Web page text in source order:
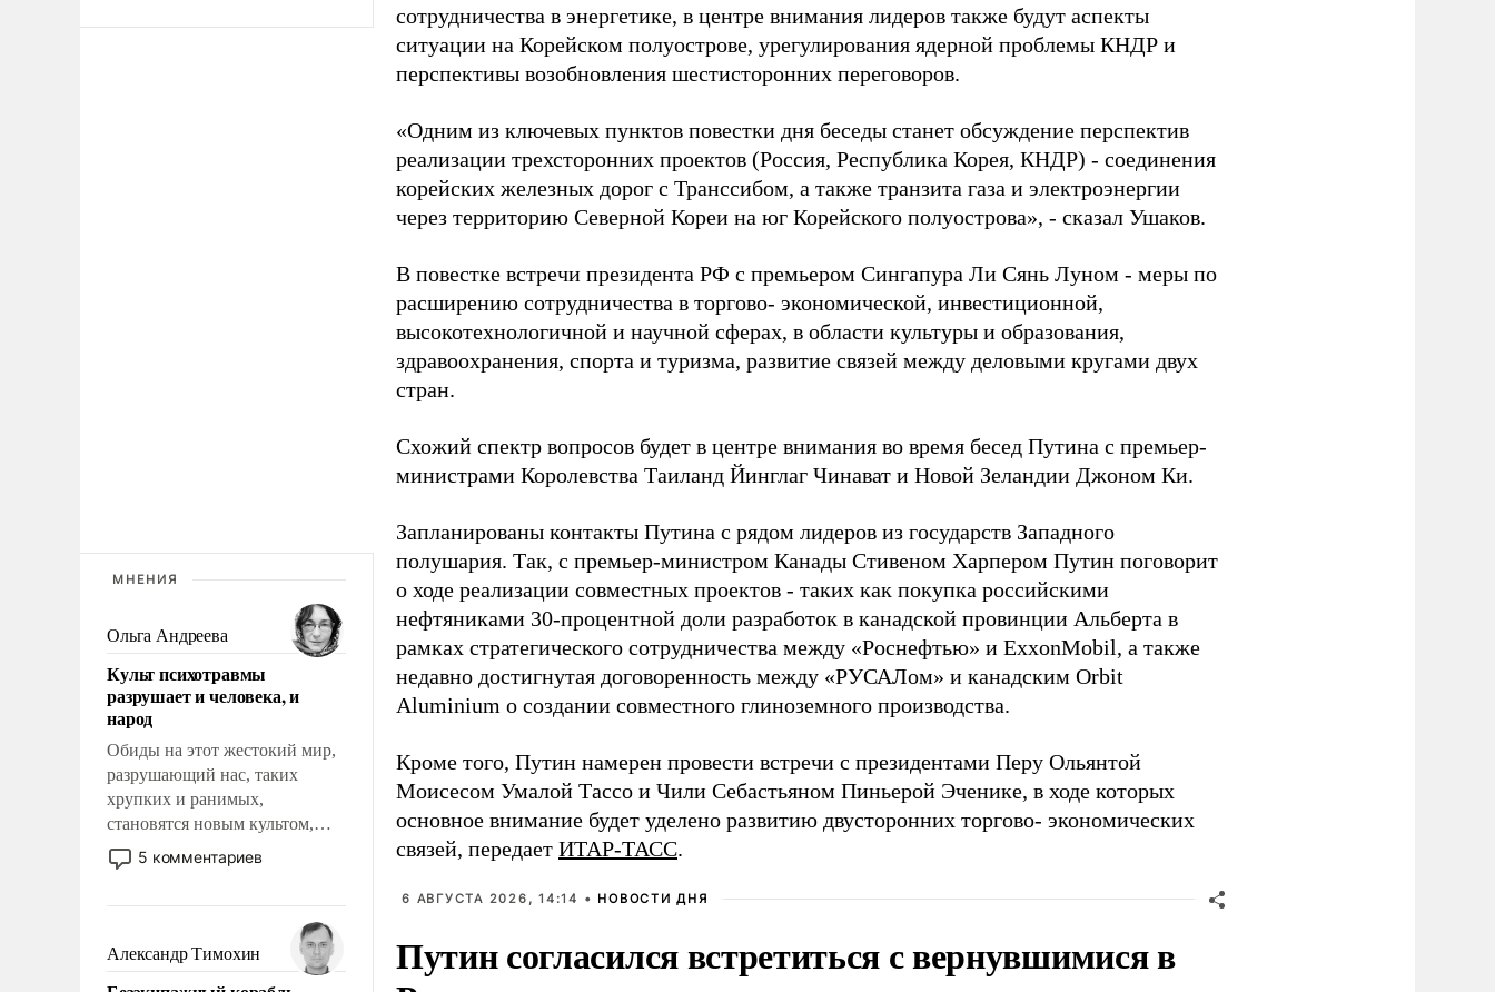
МНЕНИЯ
Ольга Андреева
Культ психотравмы
разрушает и человека, и
народ
Обиды на этот жестокий мир,
разрушающий нас, таких
хрупких и ранимых,
становятся новым культом,
постепенно вытесняя и
отменяя традиционное
мужественным и твердым под
ударами судьбы, брать на себя
ответственность, помогать
5 комментариев
Александр Тимохин
сотрудничества в энергетике, в центре внимания лидеров также будут аспекты
ситуации на Корейском полуострове, урегулирования ядерной проблемы КНДР и
перспективы возобновления шестисторонних переговоров.
«Одним из ключевых пунктов повестки дня беседы станет обсуждение перспектив
реализации трехсторонних проектов (Россия, Республика Корея, КНДР) - соединения
корейских железных дорог с Транссибом, а также транзита газа и электроэнергии
через территорию Северной Кореи на юг Корейского полуострова», - сказал Ушаков.
В повестке встречи президента РФ с премьером Сингапура Ли Сянь Луном - меры по
расширению сотрудничества в торгово- экономической, инвестиционной,
высокотехнологичной и научной сферах, в области культуры и образования,
здравоохранения, спорта и туризма, развитие связей между деловыми кругами двух
стран.
Схожий спектр вопросов будет в центре внимания во время бесед Путина с премьер-
министрами Королевства Таиланд Йинглаг Чинават и Новой Зеландии Джоном Ки.
Запланированы контакты Путина с рядом лидеров из государств Западного
полушария. Так, с премьер-министром Канады Стивеном Харпером Путин поговорит
о ходе реализации совместных проектов - таких как покупка российскими
нефтяниками 30-процентной доли разработок в канадской провинции Альберта в
рамках стратегического сотрудничества между «Роснефтью» и ExxonMobil, а также
недавно достигнутая договоренность между «РУСАЛом» и канадским Orbit
Aluminium о создании совместного глиноземного производства.
Кроме того, Путин намерен провести встречи с президентами Перу Ольянтой
Моисесом Умалой Тассо и Чили Себастьяном Пиньерой Эченике, в ходе которых
основное внимание будет уделено развитию двусторонних торгово- экономических
связей, передает ИТАР-ТАСС.
6 АВГУСТА 2026, 14:14 • НОВОСТИ ДНЯ
Путин согласился встретиться с вернувшимися в